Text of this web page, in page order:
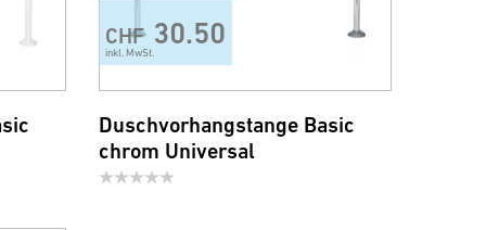
CHF 30.50
inkl. MwSt.
Duschvorhangstange Basic
chrom Universal